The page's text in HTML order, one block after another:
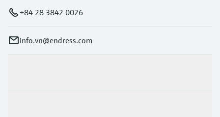
+84 28 3842 0026
info.vn@endress.com